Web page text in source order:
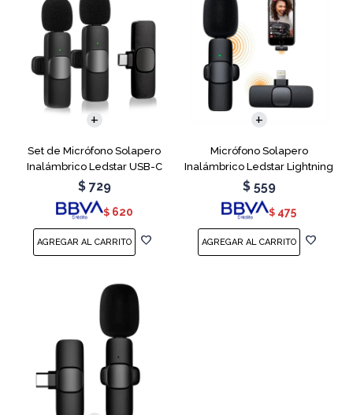
Set de Micrófono Solapero
Inalámbrico Ledstar USB-C
$ 729
$ 620
Micrófono Solapero
Inalámbrico Ledstar Lightning
$ 559
$ 475